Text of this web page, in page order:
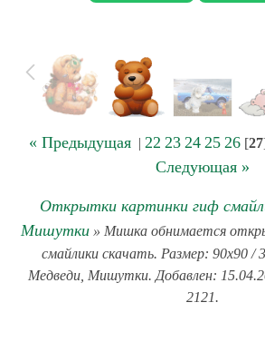
« Предыдущая| 22 23 24 25 26[27
Следующая »
Открытки картинки гиф
Мишутки» Мишка обнимается
смайлики скачать. Размер: 90x90 /
Медведи, Мишутки. Добавлен:
2121.